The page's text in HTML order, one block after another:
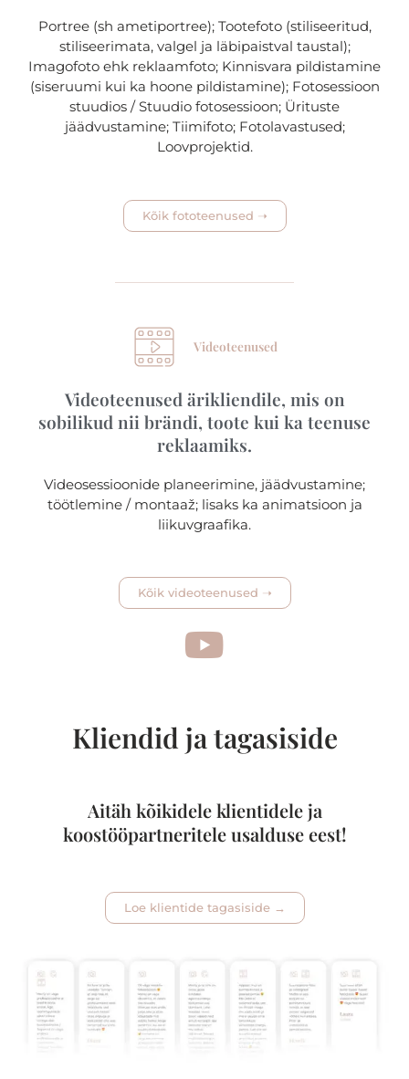
Portree (sh ametiportree); Tootefoto (stiliseeritud,
stiliseerimata, valgel ja läbipaistval taustal);
Imagofoto ehk reklaamfoto; Kinnisvara pildistamine
(siseruumi kui ka hoone pildistamine); Fotosessioon
stuudios / Stuudio fotosessioon; Ürituste
jäädvustamine; Tiimifoto; Fotolavastused;
Loovprojektid.
Kõik fototeenused ➝
Videoteenused
Videoteenused ärikliendile, mis on
sobilikud nii brändi, toote kui ka teenuse
reklaamiks.​
Videosessioonide planeerimine, jäädvustamine;
töötlemine / montaaž; lisaks ka animatsioon ja
liikuvgraafika.
Kõik videoteenused ➝
Kliendid ja tagasiside
Aitäh kõikidele klientidele ja
koostööpartneritele usalduse eest!
Loe klientide tagasiside →